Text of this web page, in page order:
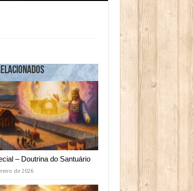
– Doutrina do Santuário
de 2026